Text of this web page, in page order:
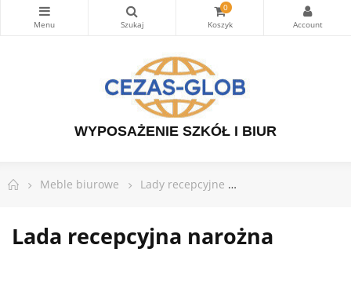
0
WYPOSAŻENIE SZKÓŁ I BIUR
Meble biurowe Lady recepcyjne
Lada recepcyjna narożna